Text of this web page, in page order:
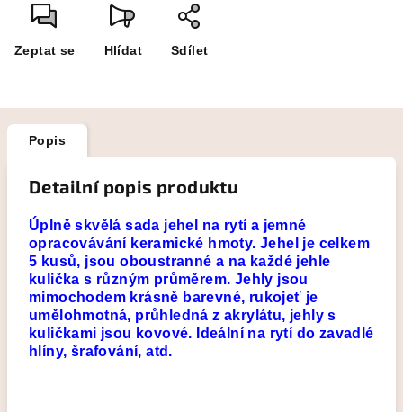
Zeptat se Hlídat Sdílet
Popis
Detailní popis produktu
Úplně skvělá sada jehel na rytí a jemné
opracovávání keramické hmoty. Jehel je celkem
5 kusů, jsou oboustranné a na každé jehle
kulička s různým průměrem. Jehly jsou
mimochodem krásně barevné, rukojeť je
umělohmotná, průhledná z akrylátu, jehly s
kuličkami jsou kovové. Ideální na rytí do zavadlé
hlíny, šrafování, atd.